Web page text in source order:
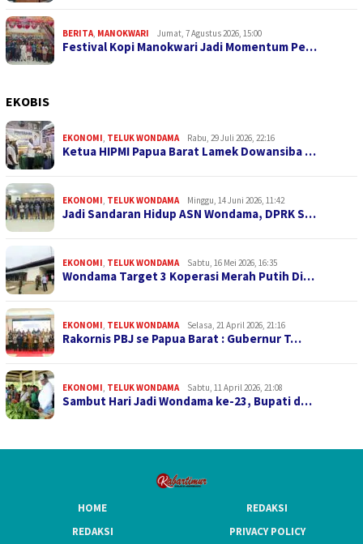
BERITA, MANOKWARI Jumat, 7 Agustus 2026, 15:00
Festival Kopi Manokwari Jadi Momentum Pe…
EKOBIS
EKONOMI, TELUK WONDAMA Rabu, 29 Juli 2026, 22:16
Ketua HIPMI Papua Barat Lamek Dowansiba …
EKONOMI, TELUK WONDAMA Minggu, 14 Juni 2026, 11:42
Jadi Sandaran Hidup ASN Wondama, DPRK S…
EKONOMI, TELUK WONDAMA Sabtu, 16 Mei 2026, 16:35
Wondama Target 3 Koperasi Merah Putih Di…
EKONOMI, TELUK WONDAMA Selasa, 21 April 2026, 21:16
Rakornis PBJ se Papua Barat : Gubernur T…
EKONOMI, TELUK WONDAMA Sabtu, 11 April 2026, 21:08
Sambut Hari Jadi Wondama ke-23, Bupati d…
HOME
REDAKSI
REDAKSI
PRIVACY POLICY